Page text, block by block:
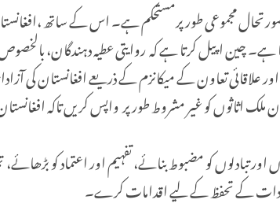
مجموعی طور پرمستحکم ہے۔ اس کے ساتھ
چین اپیل کرتا ہے کہ روایتی عطیہ دہندگان،
علاقائی تعاون کے میکانزم کے ذریعے افغانستان کی
اثاثوں کو غیر مشروط طور پر واپس کریں تاکہ افغانستان
تبادلوں کو مضبوط بنائے، تفہیم اور اعتماد کو
کے تحفظ کے لیے اقدامات کرے۔